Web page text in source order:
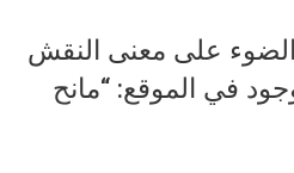
على معنى النقش
في الموقع: “مانح